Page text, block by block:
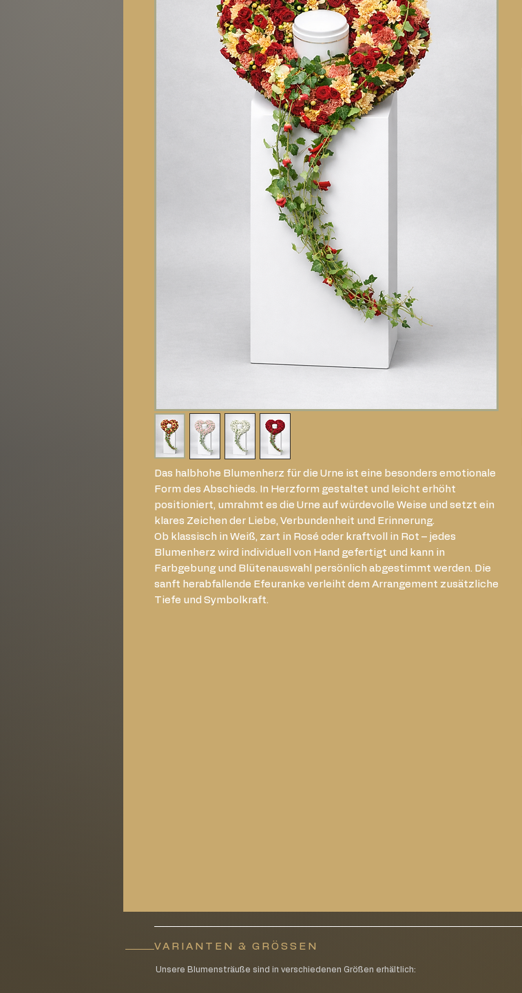
Das halbhohe Blumenherz für die Urne ist eine besonders emotionale
Form des Abschieds. In Herzform gestaltet und leicht erhöht
positioniert, umrahmt es die Urne auf würdevolle Weise und setzt ein
klares Zeichen der Liebe, Verbundenheit und Erinnerung.
Ob klassisch in Weiß, zart in Rosé oder kraftvoll in Rot – jedes
Blumenherz wird individuell von Hand gefertigt und kann in
Farbgebung und Blütenauswahl persönlich abgestimmt werden. Die
sanft herabfallende Efeuranke verleiht dem Arrangement zusätzliche
Tiefe und Symbolkraft.
VARIANTEN & GRÖSSEN
Unsere Blumensträuße sind in verschiedenen Größen erhältlich: